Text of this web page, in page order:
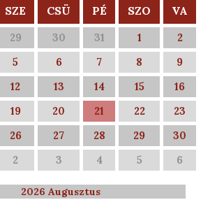
SZE CSÜ PÉ SZO VA
29 30 31 1
2
5 6 7 8
9
12 13 14 15
16
19 20 21 22
23
26 27 28 29
30
2 3 4 5 6
2026 Augusztus